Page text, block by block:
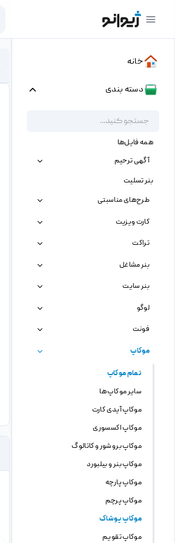
خانه
دسته بندی
همه فایل‌ها
آگهی ترحیم
بنر تسلیت
طرح‌های مناسبتی
کارت ویزیت
تراکت
بنر مشاغل
بنر سایت
لوگو
فونت
موکاپ
تمام موکاپ
سایر موکاپ ها
موکاپ آیدی کارت
موکاپ اکسسوری
موکاپ بروشور و کاتالوگ
موکاپ بنر و بیلبورد
موکاپ پارچه
موکاپ پرچم
موکاپ پوشاک
موکاپ تقویم